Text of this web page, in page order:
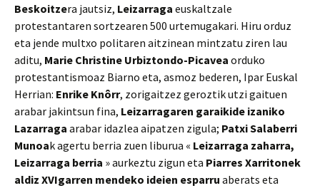
Beskoitzera jautsiz, Leizarraga euskaltzale
protestantaren sortzearen 500 urtemugakari. Hiru orduz
eta jende multxo politaren aitzinean mintzatu ziren lau
aditu, Marie Christine Urbiztondo-Picavea orduko
protestantismoaz Biarno eta, asmoz bederen, Ipar Euskal
Herrian: Enrike Knôrr, zorigaitzez geroztik utzi gaituen
arabar jakintsun fina, Leizarragaren garaikide izaniko
Lazarraga arabar idazlea aipatzen zigula; Patxi Salaberri
Munoak agertu berria zuen liburua « Leizarraga zaharra,
Leizarraga berria » aurkeztu zigun eta Piarres Xarritonek
aldiz XVIgarren mendeko ideien esparru aberats eta